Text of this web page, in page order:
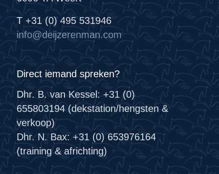
T +31 (0) 495 531946
info@deijzerenman.com
Direct iemand spreken?
Dhr. B. van Kessel: +31 (0)
655803194 (dekstation/hengsten &
verkoop)
Dhr. N. Bax: +31 (0) 653976164
(training & africhting)